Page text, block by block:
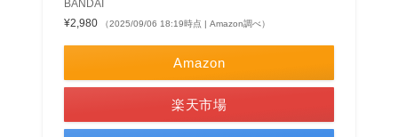
BANDAI
¥2,980
（2025/09/06 18:19時点 | Amazon調べ）
Amazon
楽天市場